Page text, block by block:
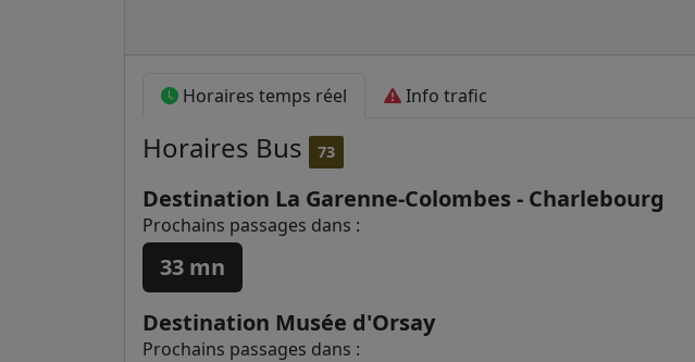
Horaires temps réel Info trafic
Horaires Bus 73
Destination La Garenne-Colombes - Charlebourg
Prochains passages dans :
33 mn
Destination Musée d'Orsay
Prochains passages dans :